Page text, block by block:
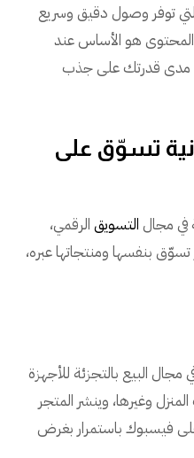
توفر وصول دقيق وسريع
هو الأساس عند
مدى قدرتك على جذب
تسوّق على
في مجال التسويق الرقمي،
بنفسها ومنتجاتها عبره،
البيع بالتجزئة للأجهزة
وغيرها، وينشر المتجر
فيسبوك باستمرار بغرض